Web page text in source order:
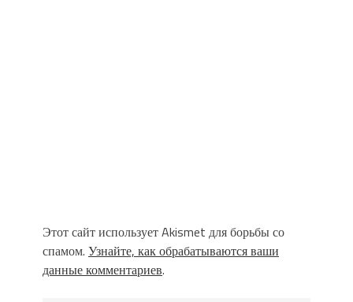
Этот сайт использует Akismet для борьбы со
спамом. Узнайте, как обрабатываются ваши
данные комментариев.